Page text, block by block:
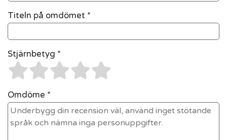
Titeln på omdömet *
Stjärnbetyg *
Omdöme *